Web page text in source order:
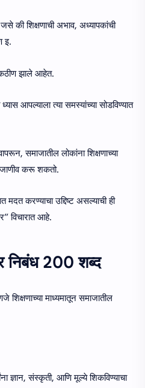
की शिक्षणाची अभाव, अध्यापकांची
इ.
झाले आहेत.
ध्यास आपल्याला त्या समस्यांच्या सोडविण्यात
समाजातील लोकांना शिक्षणाच्या
जाणीव करू शकतो.
मदत करण्याचा उद्दिष्ट असल्याची ही
विचारात आहे.
निबंध 200 शब्द
शिक्षणाच्या माध्यमातून समाजातील
ज्ञान, संस्कृती, आणि मूल्ये शिकविण्याचा